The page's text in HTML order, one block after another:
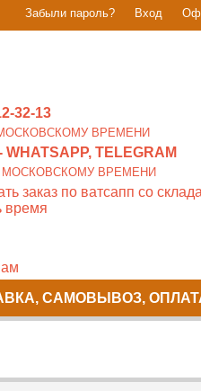
Забыли пароль? Вход
32-13
МОСКОВСКОМУ ВРЕМЕНИ
WHATSAPP, TELEGRAM
МОСКОВСКОМУ ВРЕМЕНИ
заказ по ватсапп со
время
САМОВЫВОЗ,